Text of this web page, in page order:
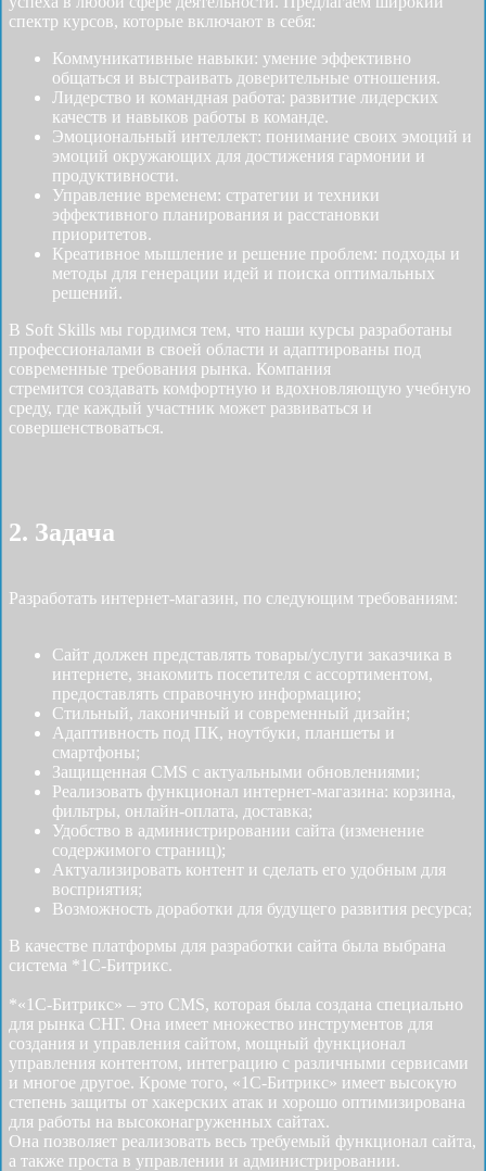
спектр курсов, которые включают в себя:
Коммуникативные навыки: умение эффективно
общаться и выстраивать доверительные отношения.
Лидерство и командная работа: развитие лидерских
качеств и навыков работы в команде.
Эмоциональный интеллект: понимание своих эмоций и
эмоций окружающих для достижения гармонии и
продуктивности.
Управление временем: стратегии и техники
эффективного планирования и расстановки
приоритетов.
Креативное мышление и решение проблем: подходы и
методы для генерации идей и поиска оптимальных
решений.
В Soft Skills мы гордимся тем, что наши курсы разработаны
профессионалами в своей области и адаптированы под
современные требования рынка. Компания
стремится создавать комфортную и вдохновляющую учебную
среду, где каждый участник может развиваться и
совершенствоваться.
2. Задача
Разработать интернет-магазин, по следующим требованиям:
Сайт должен представлять товары/услуги заказчика в
интернете, знакомить посетителя с ассортиментом,
предоставлять справочную информацию;
Стильный, лаконичный и современный дизайн;
Адаптивность под ПК, ноутбуки, планшеты и
смартфоны;
Защищенная CMS с актуальными обновлениями;
Реализовать функционал интернет-магазина: корзина,
фильтры, онлайн-оплата, доставка;
Удобство в администрировании сайта (изменение
содержимого страниц);
Актуализировать контент и сделать его удобным для
восприятия;
Возможность доработки для будущего развития ресурса;
В качестве платформы для разработки сайта была выбрана
система *1С-Битрикс.
*«1С-Битрикс» – это CMS, которая была создана специально
для рынка СНГ. Она имеет множество инструментов для
создания и управления сайтом, мощный функционал
управления контентом, интеграцию с различными сервисами
и многое другое. Кроме того, «1С-Битрикс» имеет высокую
степень защиты от хакерских атак и хорошо оптимизирована
для работы на высоконагруженных сайтах.
Она позволяет реализовать весь требуемый функционал сайта,
а также проста в управлении и администрировании.